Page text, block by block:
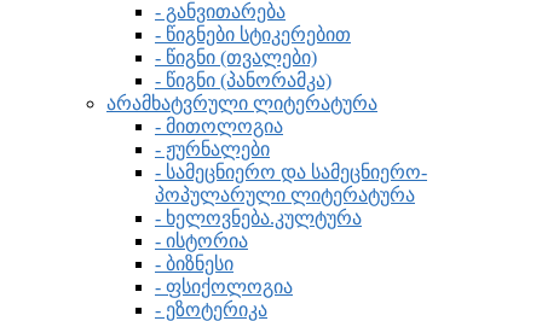
- განვითარება
- წიგნები სტიკერებით
- წიგნი (თვალები)
- წიგნი (პანორამკა)
არამხატვრული ლიტერატურა
- მითოლოგია
- ჟურნალები
- სამეცნიერო და სამეცნიერო-
პოპულარული ლიტერატურა
- ხელოვნება.კულტურა
- ისტორია
- ბიზნესი
- ფსიქოლოგია
- ეზოტერიკა